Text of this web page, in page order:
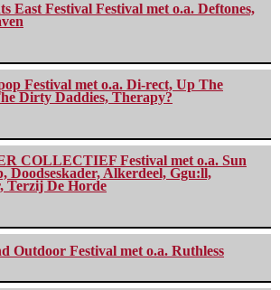
East Festival Festival met o.a. Deftones,
Festival met o.a. Di-rect, Up The
Dirty Daddies, Therapy?
COLLECTIEF Festival met o.a. Sun
Doodseskader, Alkerdeel, Ggu:ll,
Terzij De Horde
Outdoor Festival met o.a. Ruthless